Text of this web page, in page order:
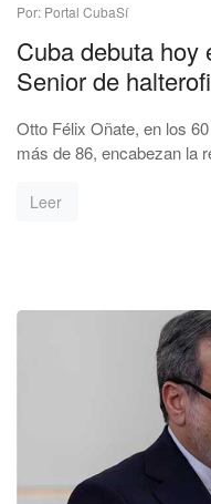
Por: Portal CubaSí
Cuba debuta hoy
Senior de
Otto Félix Oñate, en los
más de 86, encabezan la
Leer